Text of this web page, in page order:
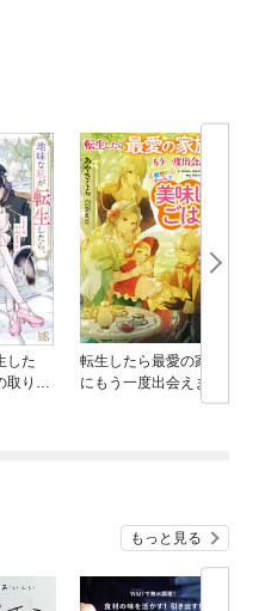
した
取り柄
転生したら最愛の家族
にもう一度出会えまし
もっと見る